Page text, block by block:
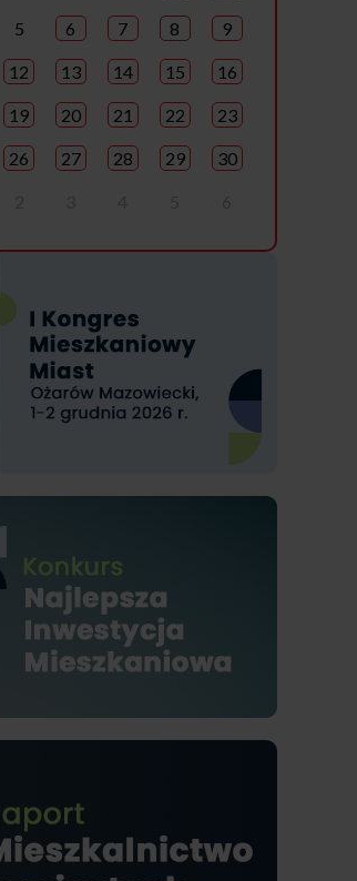
5 6 7 8 9
12 13 14 15 16
19 20 21 22 23
26 27 28 29 30